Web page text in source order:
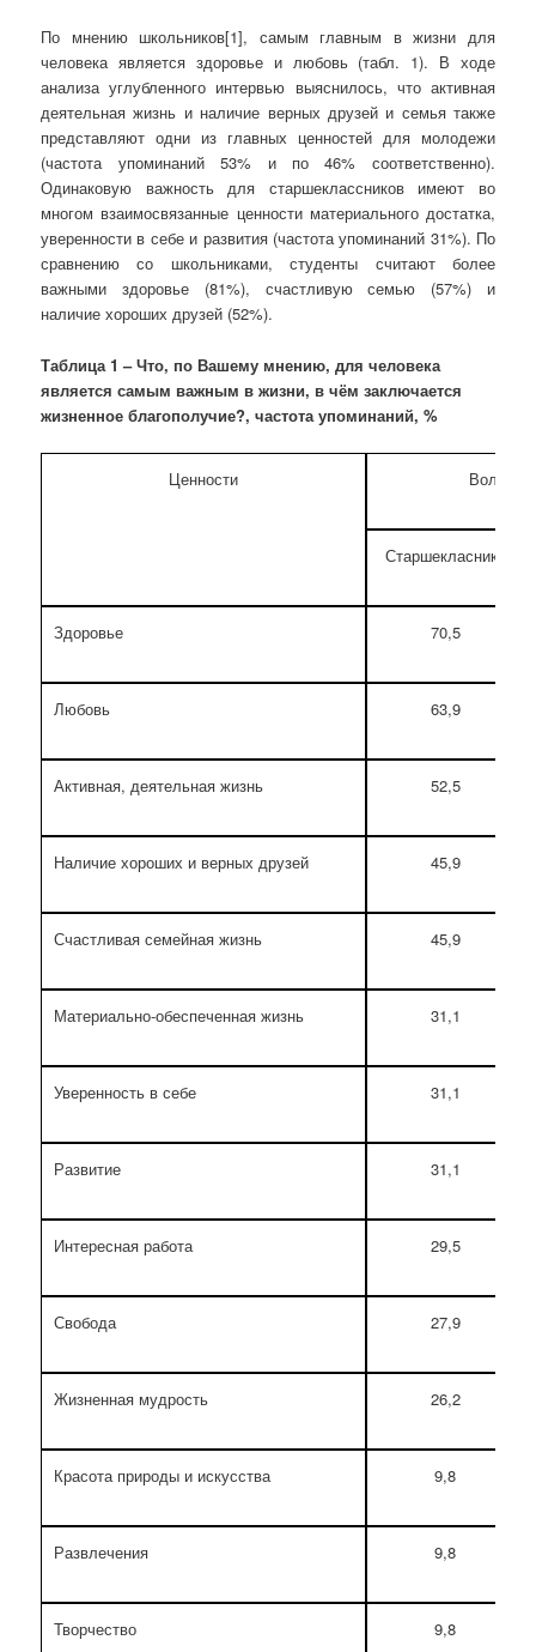
По мнению школьников[1], самым главным в жизни для
человека является здоровье и любовь (табл. 1). В ходе
анализа углубленного интервью выяснилось, что активная
деятельная жизнь и наличие верных друзей и семья также
представляют одни из главных ценностей для молодежи
(частота упоминаний 53% и по 46% соответственно).
Одинаковую важность для старшеклассников имеют во
многом взаимосвязанные ценности материального достатка,
уверенности в себе и развития (частота упоминаний 31%). По
сравнению со школьниками, студенты считают более
важными здоровье (81%), счастливую семью (57%) и
наличие хороших друзей (52%).
Таблица 1 – Что, по Вашему мнению, для человека
является самым важным в жизни, в чём заключается
жизненное благополучие?, частота упоминаний, %
Ценности Вологда
Старшекласники
Здоровье 70,5
Любовь 63,9
Активная, деятельная жизнь 52,5
Наличие хороших и верных друзей 45,9
Счастливая семейная жизнь 45,9
Материально-обеспеченная жизнь 31,1
Уверенность в себе 31,1
Развитие 31,1
Интересная работа 29,5
Свобода 27,9
Жизненная мудрость 26,2
Красота природы и искусства 9,8
Развлечения 9,8
Творчество 9,8